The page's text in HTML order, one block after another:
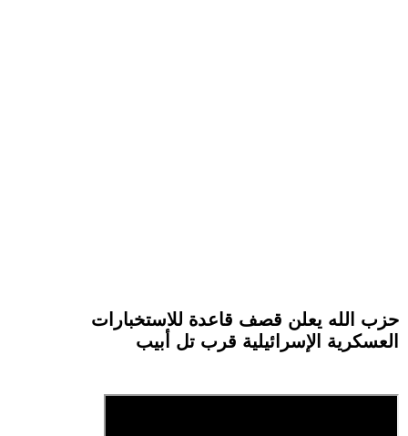
حزب الله يعلن قصف قاعدة للاستخبارات
العسكرية الإسرائيلية قرب تل أبيب